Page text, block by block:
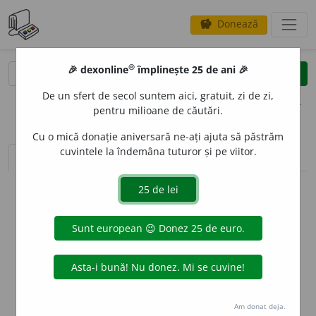
savings Donează
clear
opțiuni
sinteza definițiilor (1) definiții (1) conjugări
info
Aceste definiții sunt compilate de
echipa dexonline. Definițiile
originale se află pe filadefiniții.
preferințe
🎉 dexonline® împlinește 25 de ani 🎉
De un sfert de secol suntem aici, gratuit, zi de zi,
pentru milioane de căutări.
Cu o mică donație aniversară ne-ați ajuta să păstrăm
cuvintele la îndemâna tuturor și pe viitor.
Am donat deja.